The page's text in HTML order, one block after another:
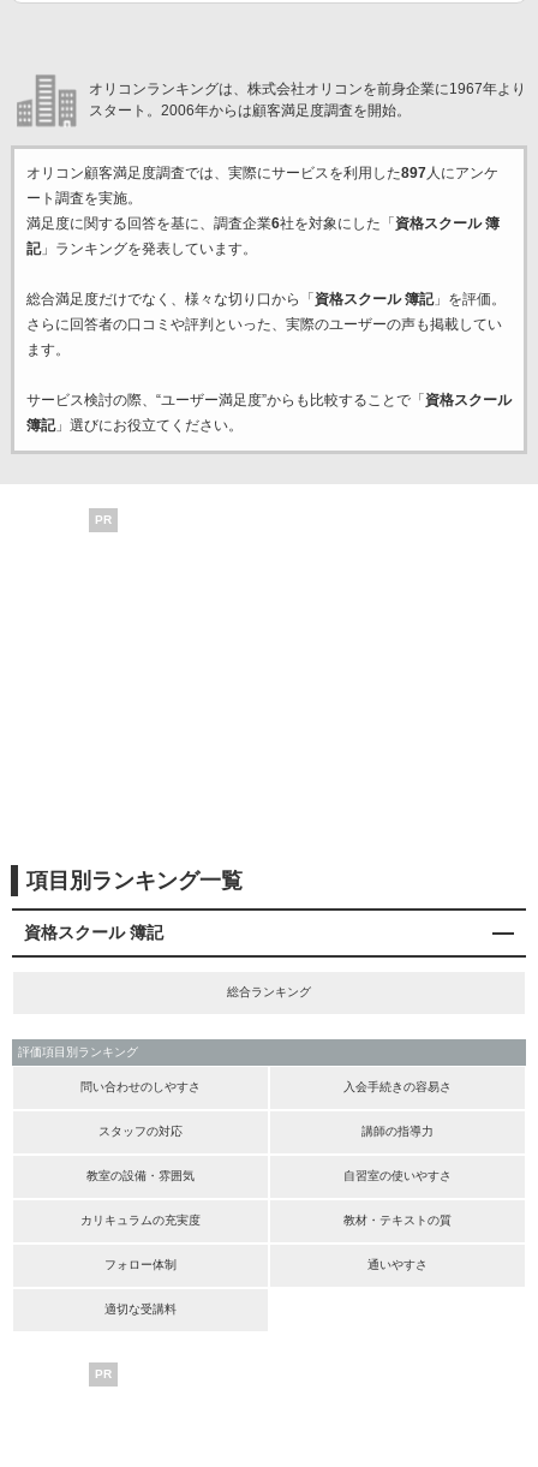
オリコンランキングは、株式会社オリコンを前身企業に1967年より
スタート。2006年からは顧客満足度調査を開始。
オリコン顧客満足度調査では、実際にサービスを利用した897人にアンケ
ート調査を実施。
満足度に関する回答を基に、調査企業6社を対象にした「 資格スクール 簿
記」ランキングを発表しています。
総合満足度だけでなく、様々な切り口から「 資格スクール 簿記」を評価。
さらに回答者の口コミや評判といった、実際のユーザーの声も掲載してい
ます。
サービス検討の際、“ユーザー満足度”からも比較することで「 資格スクール
簿記」選びにお役立てください。
PR
項目別ランキング一覧
資格スクール 簿記
総合ランキング
評価項目別ランキング
問い合わせのしやすさ 入会手続きの容易さ
スタッフの対応 講師の指導力
教室の設備・雰囲気 自習室の使いやすさ
カリキュラムの充実度 教材・テキストの質
フォロー体制 通いやすさ
適切な受講料
PR